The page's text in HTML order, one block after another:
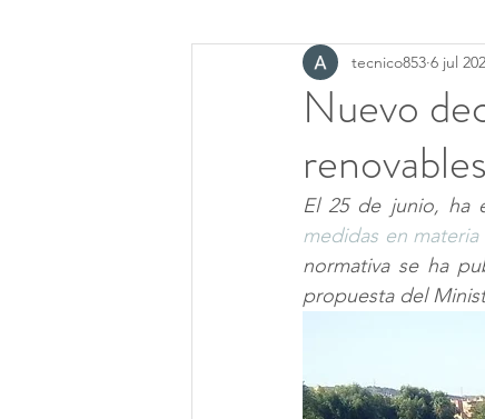
tejidosinteligentes
industria infraestructura
energías renovables
Nuevo
renovables
tecnico853 6 jul
El 25 de junio, ha
medidas en
normativa se ha
propuesta del